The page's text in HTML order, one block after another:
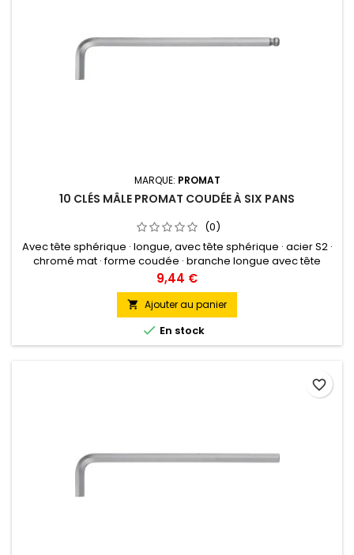
MARQUE: PROMAT
10 CLÉS MÂLE PROMAT COUDÉE À SIX PANS
(0)
Avec tête sphérique · longue, avec tête sphérique · acier S2 ·
chromé mat · forme coudée · branche longue avec tête
sphérique · permet un vissage jusqu’à un angle de 25°
· branche courte chanfreinée · Basé sur la norme ISO 2936 L
Vendu par 10 pièces pour 1,5 - 2 - 2,5 - 3 - 4 - 5 - 6 Vendu par
1 pièce pour 7 - 8 - 10 -12
Prix
9,44 €
 Ajouter au panier
 En stock
favorite_border